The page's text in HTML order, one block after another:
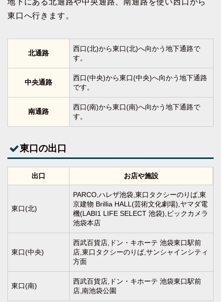
東口へ行きます。
北通路
西口(北)から東口(北)へ向かう地下通路で
す。
中央通路
西口(中央)から東口(中央)へ向かう地下通路
です。
南通路
西口(南)から東口(南)へ向かう地下通路で
す。
東口の出口
出口 お店や施設
東口(北)
PARCO,ハレザ池袋,東口タクシーのりば,東
京建物 Brillia HALL(芸術文化劇場),ヤマダ電
機(LABI1 LIFE SELECT 池袋),ビックカメラ
池袋本店
東口(中央)
西武百貨店,ドン・キホーテ 池袋東口駅前
店,東口タクシーのりば,サンシャインシティ
方面
東口(南)
西武百貨店,ドン・キホーテ 池袋東口駅前
店,南池袋公園